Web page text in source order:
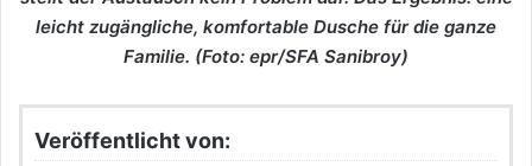
leicht zugängliche, komfortable Dusche für die ganze
Familie. (Foto: epr/SFA Sanibroy)
Veröffentlicht von: